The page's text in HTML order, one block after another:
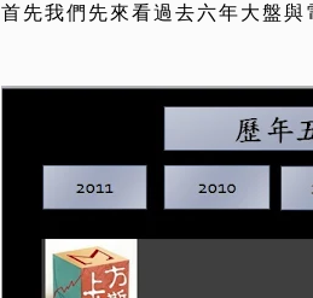
首先我們先來看過去六年大盤